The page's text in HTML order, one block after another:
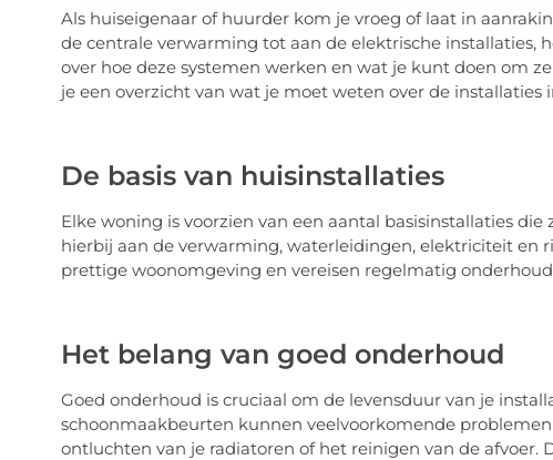
Als huiseigenaar of huurder kom je vroeg of laat in
de centrale verwarming tot aan de elektrische installaties,
over hoe deze systemen werken en wat je kunt doen om
je een overzicht van wat je moet weten over de installaties
De basis van huisinstallaties
Elke woning is voorzien van een aantal basisinstallaties
hierbij aan de verwarming, waterleidingen, elektriciteit en
prettige woonomgeving en vereisen regelmatig
Het belang van goed onderhoud
Goed onderhoud is cruciaal om de levensduur van je
schoonmaakbeurten kunnen veelvoorkomende
ontluchten van je radiatoren of het reinigen van de afvoer.